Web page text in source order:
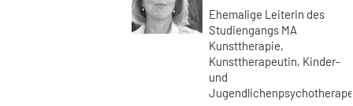
Ehemalige Leiterin des
Studiengangs MA
Kunsttherapie,
Kunsttherapeutin, Kinder-
und